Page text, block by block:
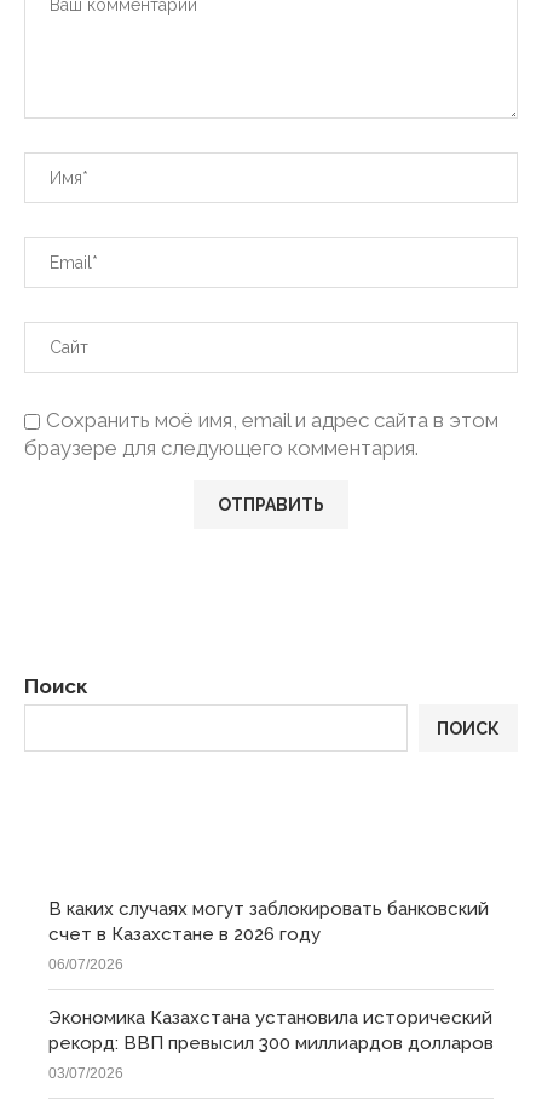
Сохранить моё имя, email и адрес сайта в этом
браузере для следующего комментария.
Поиск
ПОИСК
В каких случаях могут заблокировать банковский
счет в Казахстане в 2026 году
06/07/2026
Экономика Казахстана установила исторический
рекорд: ВВП превысил 300 миллиардов долларов
03/07/2026